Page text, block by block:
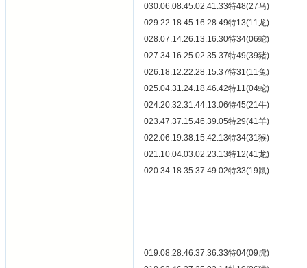
030.06.08.45.02.41.33特48(27马)
029.22.18.45.16.28.49特13(11龙)
028.07.14.26.13.16.30特34(06蛇)
027.34.16.25.02.35.37特49(39猪)
026.18.12.22.28.15.37特31(11兔)
025.04.31.24.18.46.42特11(04蛇)
024.20.32.31.44.13.06特45(21牛)
023.47.37.15.46.39.05特29(41羊)
022.06.19.38.15.42.13特34(31猴)
021.10.04.03.02.23.13特12(41龙)
020.34.18.35.37.49.02特33(19鼠)
019.08.28.46.37.36.33特04(09虎)